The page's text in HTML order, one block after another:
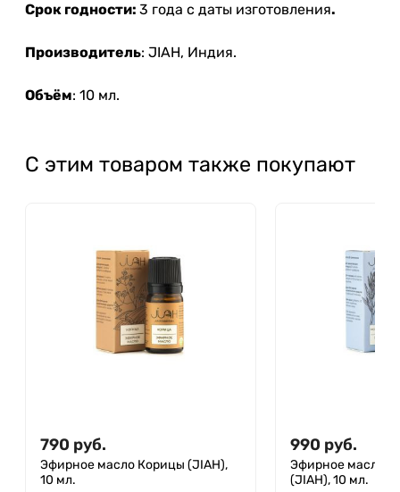
Срок годности: 3 года с даты изготовления.
Производитель: JIAH, Индия.
Объём: 10 мл.
С этим товаром также покупают
790 руб.
Эфирное масло Корицы (JIAH),
10 мл.
990 руб.
Эфирное масло
(JIAH), 10 мл.